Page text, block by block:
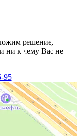
решение,
ни к чему Вас не
95